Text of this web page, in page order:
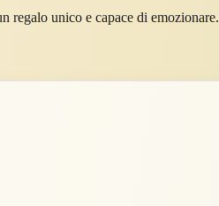
regalo unico e capace di emozionare.